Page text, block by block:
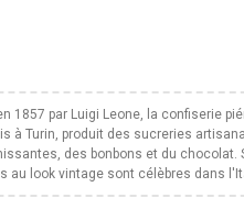
1857 par Luigi Leone, la confiserie
à Turin, produit des sucreries
des bonbons et du chocolat.
au look vintage sont célèbres dans